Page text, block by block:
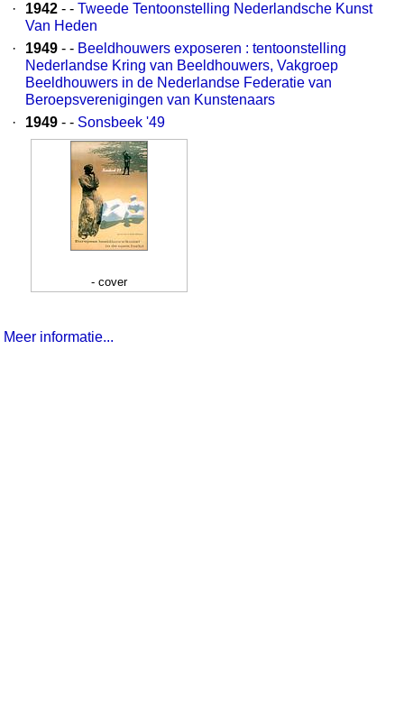
·
1942 - - Tweede Tentoonstelling Nederlandsche Kunst
Van Heden
·
1949 - - Beeldhouwers exposeren : tentoonstelling
Nederlandse Kring van Beeldhouwers, Vakgroep
Beeldhouwers in de Nederlandse Federatie van
Beroepsverenigingen van Kunstenaars
·
1949 - - Sonsbeek '49
- cover
Meer informatie...